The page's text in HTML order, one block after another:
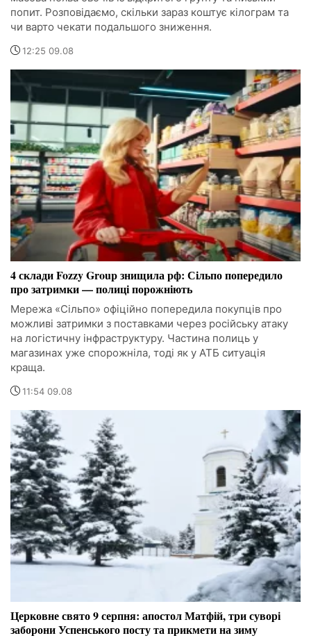
попит. Розповідаємо, скільки зараз коштує кілограм та
чи варто чекати подальшого зниження.
12:25 09.08
4 склади Fozzy Group знищила рф: Сільпо попередило
про затримки — полиці порожніють
Мережа «Сільпо» офіційно попередила покупців про
можливі затримки з поставками через російську атаку
на логістичну інфраструктуру. Частина полиць у
магазинах уже спорожніла, тоді як у АТБ ситуація
краща.
11:54 09.08
Церковне свято 9 серпня: апостол Матфій, три суворі
заборони Успенського посту та прикмети на зиму